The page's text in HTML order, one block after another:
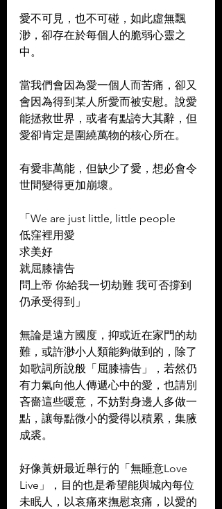
愛不可見，也不可碰，如此虛無飄
渺，卻存在於每個人的脆弱心靈之
中。
當我們會因為愛一個人而苦痛，卻又
會因為得到某人所愛而被安慰。說愛
能拯救世界，或者有點誇大其辭，但
愛卻肯定是圍繞萬物的核心所在。
有愛非萬能，但缺少了愛，想必會令
世間變得更加崩壞。
「We are just little, little people
低窪裡用愛
求美好
就屈膝禱告
問上帝 你給我一切劫難 我可否撐到
仍承受得到」
無論是遠方國度，抑或近在家門的劫
難，或許渺小人類能夠做到的，除了
如歌詞所說般「屈膝禱告」，若然仍
有力氣向他人傳遞心中的愛，也請別
吝嗇這些暖意，不妨對身邊人多做一
點，讓每點微小的愛得以積累，集腋
成裘。
好像黃妍最近舉行的「無睡意Love
Live」，目的也是希望能與城內每位
未眠人，以哀痛來撫慰哀痛，以愛的